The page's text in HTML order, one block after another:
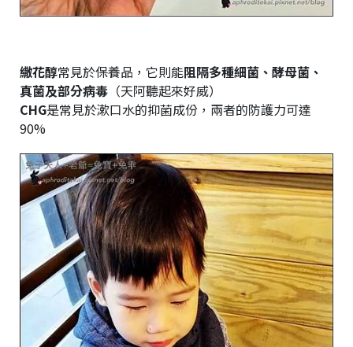
繖花醇常見於保養品，它則能阻隔多種細菌、酵母菌、
真菌及部分病毒 （天阿聽起來好威）
CHG是常見於漱口水的抑菌成份，兩者的防護力可達
90%